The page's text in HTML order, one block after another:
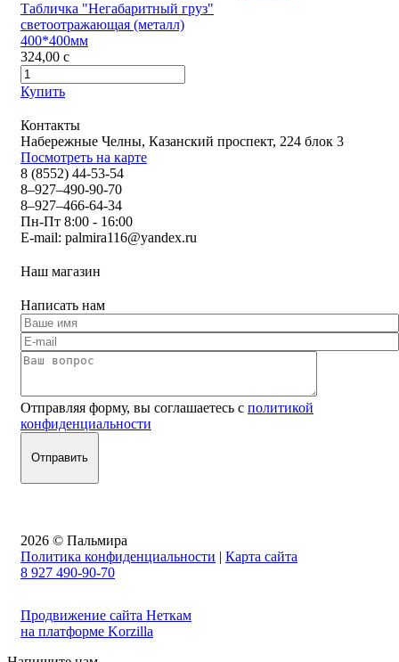
Табличка "Негабаритный груз"
светоотражающая (металл)
400*400мм
324,00 c
Купить
Контакты
Набережные Челны, Казанский проспект, 224 блок 3
Посмотреть на карте
8 (8552) 44-53-54
8–927–490-90-70
8–927–466-64-34
Пн-Пт 8:00 - 16:00
E-mail: palmira116@yandex.ru
Наш магазин
Написать нам
Отправляя форму, вы соглашаетесь с политикой
конфиденциальности
2026 © Пальмира
Политика конфиденциальности | Карта сайта
8 927 490-90-70
Продвижение сайта Неткам
на платформе Korzilla